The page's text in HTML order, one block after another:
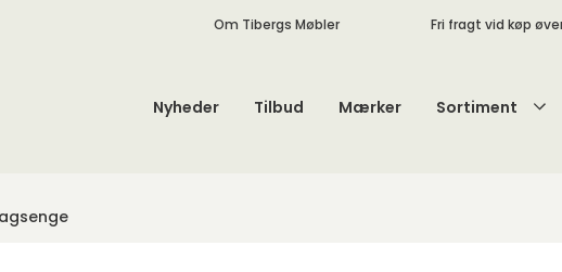
Om Tibergs Møbler Fri fragt vid køp
Nyheder Tilbud Mærker Sortiment